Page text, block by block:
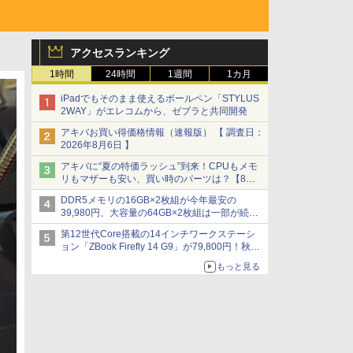
アクセスランキング
1時間 24時間 1週間 1カ月
iPadでもそのまま使えるボールペン「STYLUS
2WAY」がエレコムから、ゼブラと共同開発
アキバお買い得価格情報（速報版） 【 調査日：
2026年8月6日 】
アキバに“夏の特価ラッシュ”到来！CPUもメモ
リもマザーも安い、買い時のパーツは？【8月7
日(金)22時配信】
DDR5メモリの16GB×2枚組が今年最安の
39,980円、大容量の64GB×2枚組は一部が続騰
[8月前半のメモリ価格]
第12世代Core搭載の14インチワークステーシ
ョン「ZBook Firefly 14 G9」が79,800円！秋葉
もっと見る